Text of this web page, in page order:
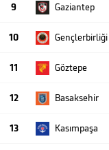
9 Gaziantep
10 Gençlerbirliği
11 Göztepe
12 Basaksehir
13 Kasımpaşa